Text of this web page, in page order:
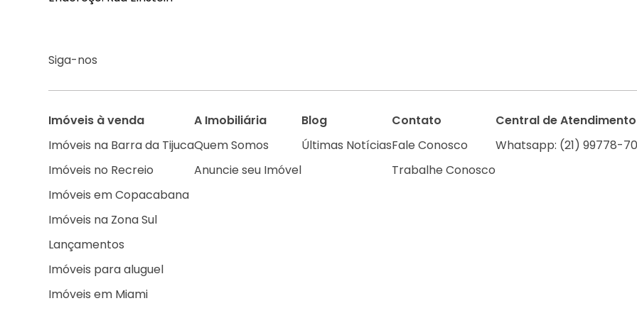
Siga-nos
Imóveis à venda
Imóveis na Barra da Tijuca
Imóveis no Recreio
Imóveis em Copacabana
Imóveis na Zona Sul
Lançamentos
Imóveis para aluguel
Imóveis em Miami
A Imobiliária
Quem Somos
Anuncie seu Imóvel
Blog
Últimas Notícias
Contato
Fale Conosco
Trabalhe Conosco
Central de Atendimento
Whatsapp: (21) 99778-